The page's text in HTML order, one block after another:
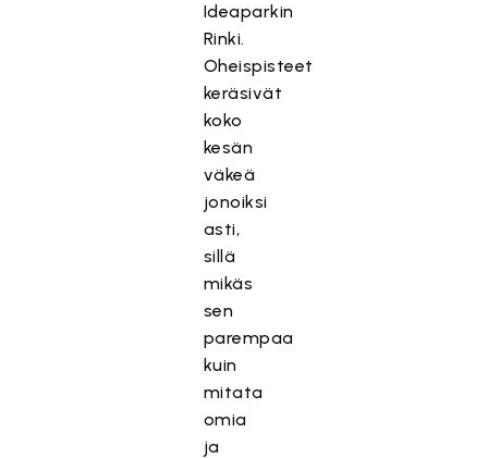
Ideaparkin
Rinki.
Oheispisteet
keräsivät
koko
kesän
väkeä
jonoiksi
asti,
sillä
mikäs
sen
parempaa
kuin
mitata
omia
ja